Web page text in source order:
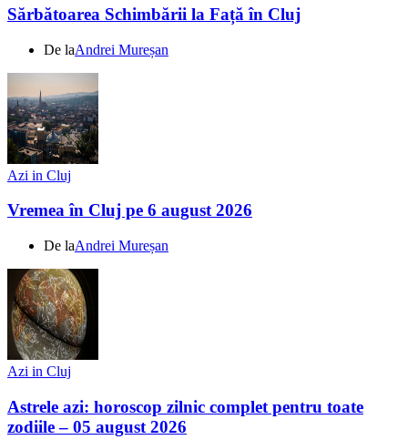
Sărbătoarea Schimbării la Față în Cluj
De laAndrei Mureșan
Azi in Cluj
Vremea în Cluj pe 6 august 2026
De laAndrei Mureșan
Azi in Cluj
Astrele azi: horoscop zilnic complet pentru toate
zodiile – 05 august 2026